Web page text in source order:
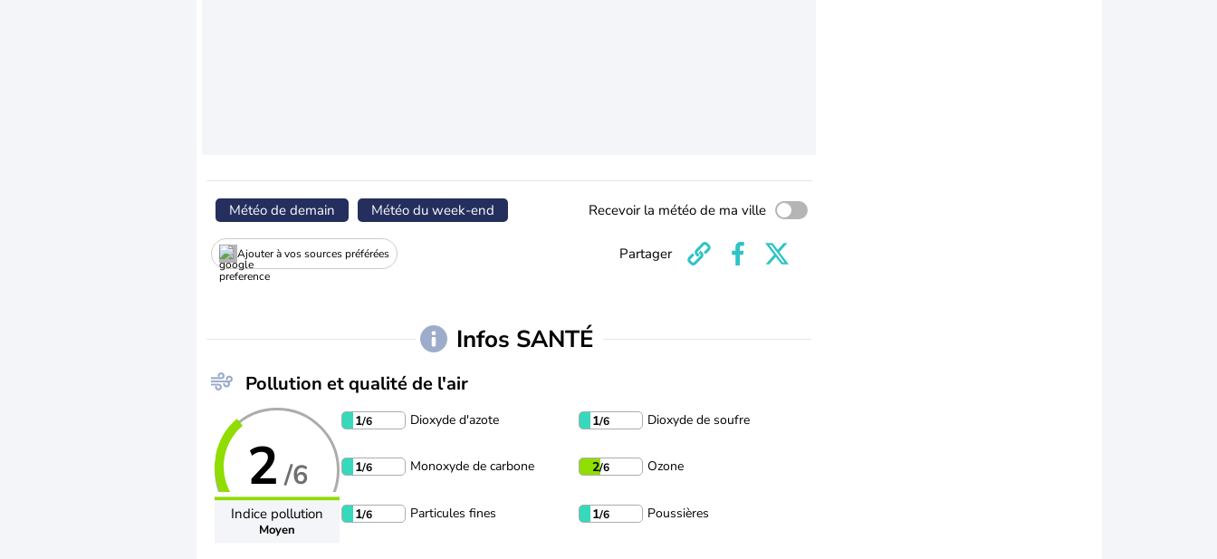
Météo de demain Météo du week-end Recevoir la météo de ma ville
Ajouter à vos sources préférées Partager
Infos SANTÉ
Pollution et qualité de l'air
2 /6
Indice pollution
Moyen
1/6 Dioxyde d'azote 1/6 Dioxyde de soufre
1/6 Monoxyde de carbone 2/6 Ozone
1/6 Particules fines 1/6 Poussières